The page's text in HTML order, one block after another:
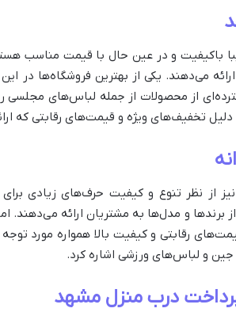
باکیفیت و در عین حال با قیمت مناسب
می‌دهند. یکی از بهترین فروشگاه‌ها
از محصولات از جمله لباس‌های مجلسی
تخفیف‌های ویژه و قیمت‌های رقابتی که
از نظر تنوع و کیفیت حرف‌های زیادی برای
برندها و مدل‌ها به مشتریان ارائه
رقابتی و کیفیت بالا همواره مورد
و لباس‌های ورزشی اشاره کرد.
درب منزل مشهد